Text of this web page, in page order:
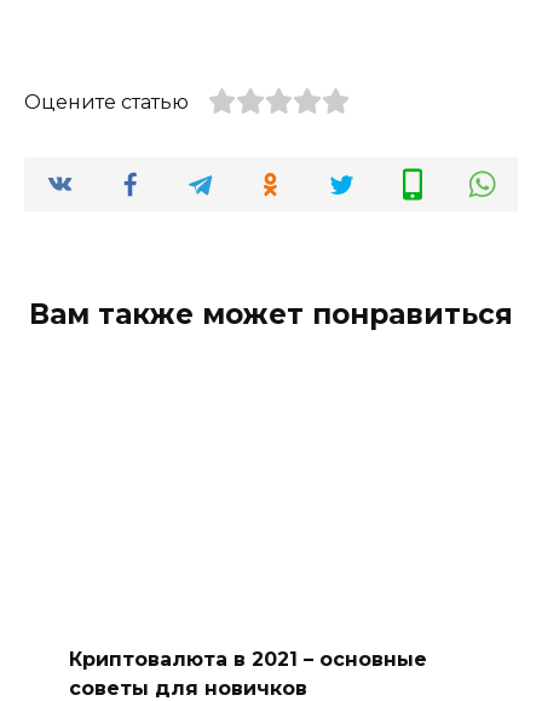
Оцените статью
Вам также может понравиться
Криптовалюта в 2021 – основные
советы для новичков